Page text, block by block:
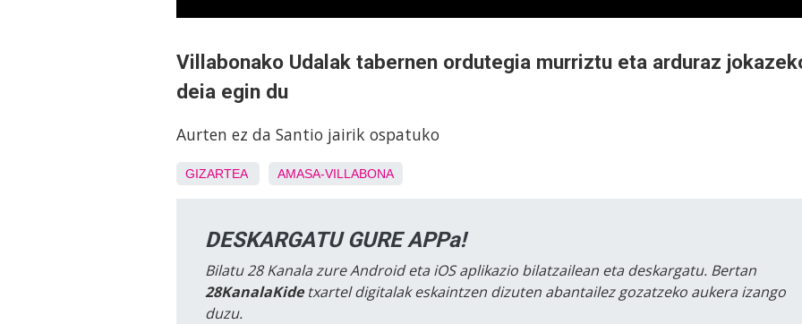
Villabonako Udalak tabernen ordutegia murriztu eta arduraz
deia egin du
Aurten ez da Santio jairik ospatuko
GIZARTEA AMASA-VILLABONA
DESKARGATU GURE APPa!
Bilatu 28 Kanala zure Android eta iOS aplikazio bilatzailean eta deskargatu. Bertan
28KanalaKidetxartel digitalak eskaintzen dizuten abantailez gozatzeko aukera izango
duzu.